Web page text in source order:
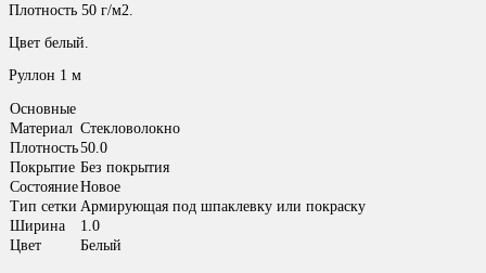
Плотность 50 г/м2.
Цвет белый.
Руллон 1 м
Основные
Материал Стекловолокно
Плотность50.0
Покрытие Без покрытия
СостояниеНовое
Тип сетки Армирующая под шпаклевку или покраску
Ширина
1.0
Цвет
Белый